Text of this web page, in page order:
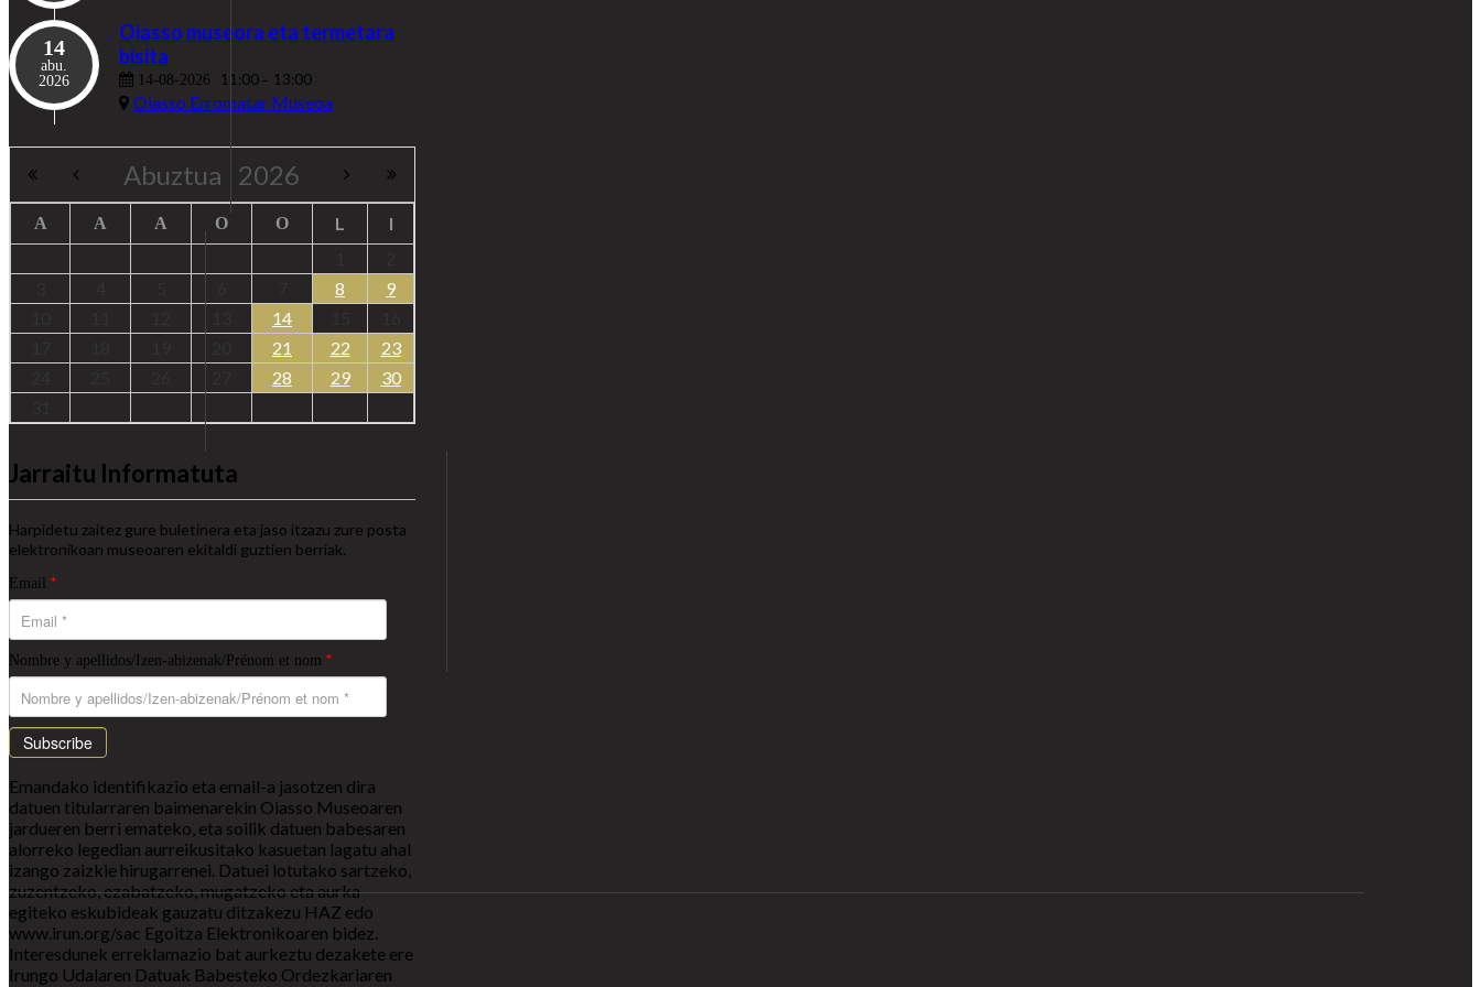
14
abu.
2026
Oiasso museora eta termetara
bisita
14-08-2026 11:00 - 13:00
Oiasso Erromatar Museoa
Abuztua 2026
A A A O O L
I
8
9
14
21 22
23
28 29
30
Jarraitu Informatuta
Harpidetu zaitez gure buletinera eta jaso itzazu zure posta
elektronikoan museoaren ekitaldi guztien berriak.
Email *
Nombre y apellidos/Izen-abizenak/Prénom et nom *
Subscribe
Emandako identifikazio eta email-a jasotzen dira
datuen titularraren baimenarekin Oiasso Museoaren
jardueren berri emateko, eta soilik datuen babesaren
alorreko legedian aurreikusitako kasuetan lagatu ahal
izango zaizkie hirugarrenei. Datuei lotutako sartzeko,
zuzentzeko, ezabatzeko, mugatzeko eta aurka
egiteko eskubideak gauzatu ditzakezu HAZ edo
www.irun.org/sac Egoitza Elektronikoaren bidez.
Interesdunek erreklamazio bat aurkeztu dezakete ere
Irungo Udalaren Datuak Babesteko Ordezkariaren